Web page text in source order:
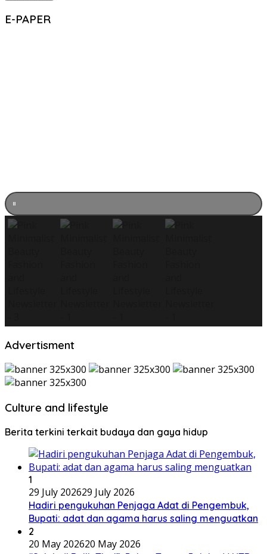
E-PAPER
Advertisment
Culture and lifestyle
Berita terkini terkait budaya dan gaya hidup
1
29 July 202629 July 2026
Hadiri pengukuhan Penjaga Adat di Pengembuk,
Bupati: adat dan agama harus saling menguatkan
2
20 May 202620 May 2026